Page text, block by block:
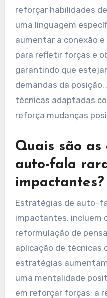
reforçar habilidades
uma linguagem
aumentar a conexão
para refletir forças e
garantindo que
demandas da
técnicas adaptadas
reforça mudanças
Quais são
auto-fala
impactantes?
Estratégias de auto-
impactantes, incluem
reformulação de
aplicação de técnicas
estratégias
uma mentalidade
em reforçar forças; a